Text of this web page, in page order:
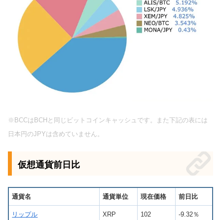
※BCCはBCHと同じビットコインキャッシュです。また下記の表には
日本円のJPYは含めていません。
仮想通貨前日比
通貨名 通貨単位 現在価格 前日比
リップル XRP 102 -9.32％